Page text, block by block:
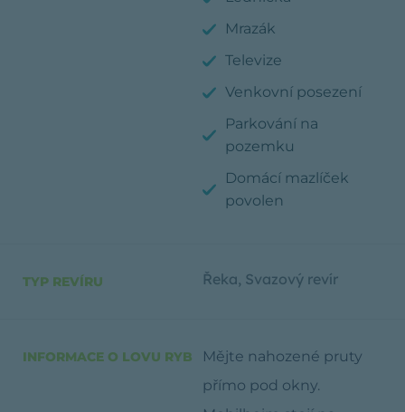
Mrazák
Televize
Venkovní posezení
Parkování na
pozemku
Domácí mazlíček
povolen
TYP REVÍRU Řeka, Svazový revír
INFORMACE O LOVU RYB
Mějte nahozené pruty
přímo pod okny.